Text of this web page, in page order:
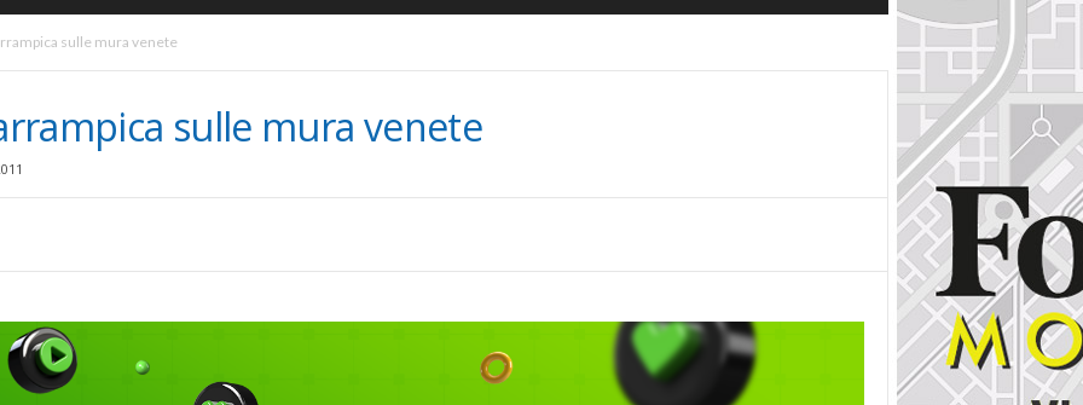
sulle mura venete
sulle mura venete